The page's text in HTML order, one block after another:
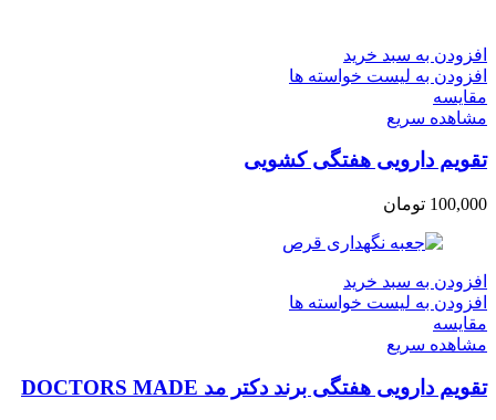
افزودن به سبد خرید
افزودن به لیست خواسته ها
مقایسه
مشاهده سریع
تقویم دارویی هفتگی کشویی
100,000 تومان
افزودن به سبد خرید
افزودن به لیست خواسته ها
مقایسه
مشاهده سریع
تقویم دارویی هفتگی برند دکتر مد DOCTORS MADE